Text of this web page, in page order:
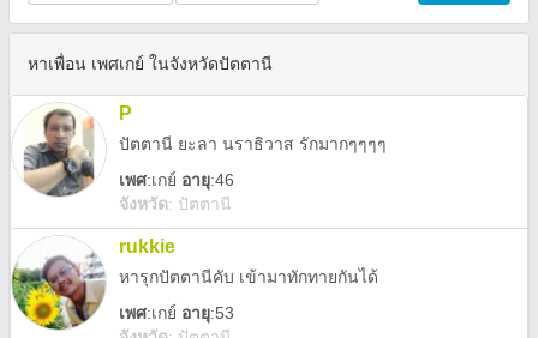
หาเพื่อน เพศเกย์ ในจังหวัดปัตตานี
P
ปัตตานี ยะลา นราธิวาส รักมากๆๆๆๆ
เพศ:เกย์ อายุ:46
จังหวัด: ปัตตานี
rukkie
หารุกปัตตานีคับ เข้ามาทักทายกันได้
เพศ:เกย์ อายุ:53